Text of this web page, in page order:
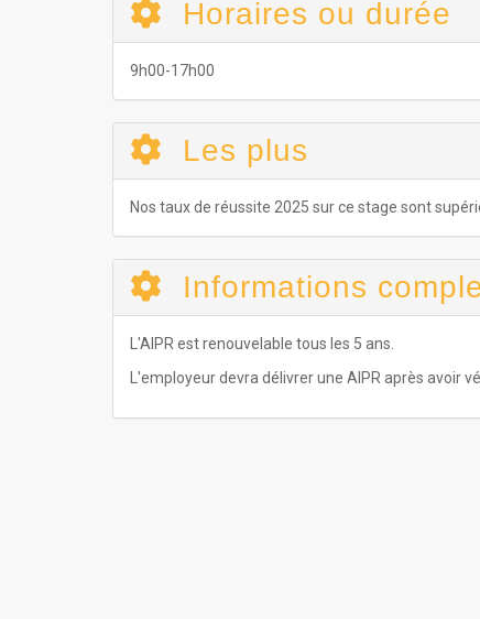
Horaires ou durée
9h00-17h00
Les plus
Nos taux de réussite 2025 sur ce stage sont
Informations
L'AIPR est renouvelable tous les 5 ans.
L'employeur devra délivrer une AIPR après avoir